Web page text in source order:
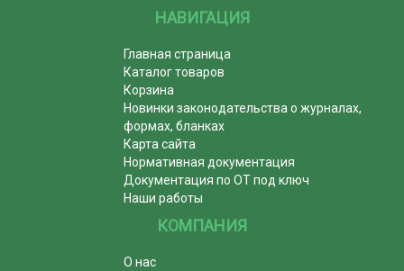
НАВИГАЦИЯ
Главная страница
Каталог товаров
Корзина
Новинки законодательства о журналах,
формах, бланках
Карта сайта
Нормативная документация
Документация по ОТ под ключ
Наши работы
КОМПАНИЯ
О нас